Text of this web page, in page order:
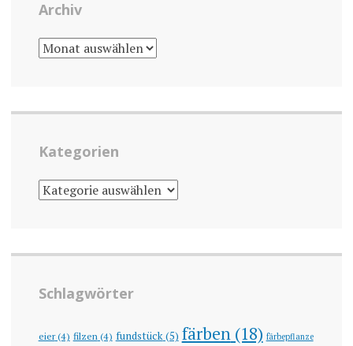
Archiv
ARCHIV
Kategorien
KATEGORIEN
Schlagwörter
eier(4) filzen(4) fundstück(5) färben(18) färbepflanze